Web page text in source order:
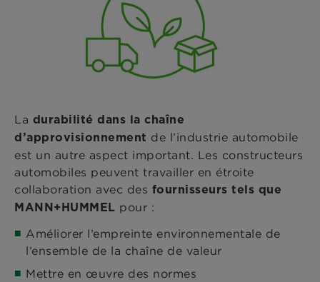
La durabilité dans la chaîne
d’approvisionnement de l’industrie automobile
est un autre aspect important. Les constructeurs
automobiles peuvent travailler en étroite
collaboration avec des fournisseurs tels que
MANN+HUMMEL pour :
Améliorer l’empreinte environnementale de
l’ensemble de la chaîne de valeur
Mettre en œuvre des normes